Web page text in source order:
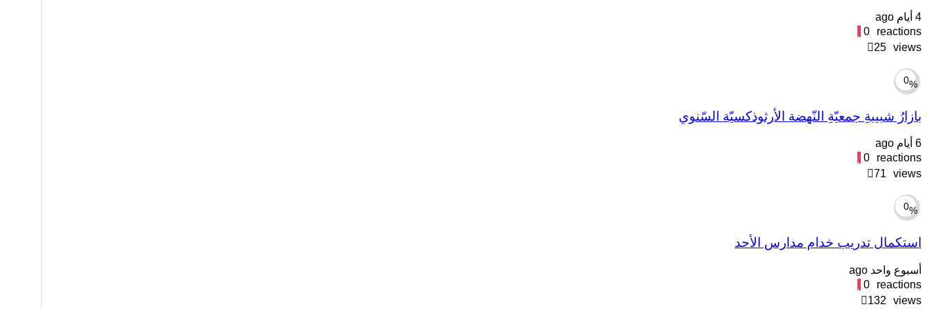
4 أيام ago
0
reactions
25 views
0%
بازارُ شبيبةِ جمعيّةِ النّهضة الأرثوذكسيّة السّنوي
6 أيام ago
0
reactions
71 views
0%
استكمال تدريب خدام مدارس الأحد
أسبوع واحد ago
0
reactions
132
views